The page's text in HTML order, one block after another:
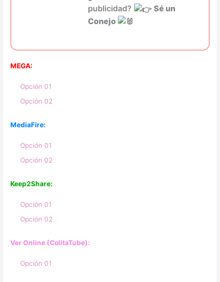
publicidad?
Sé un
Conejo
MEGA:
Opción 01
Opción 02
MediaFire:
Opción 01
Opción 02
Keep2Share:
Opción 01
Opción 02
Ver Online (ColitaTube):
Opción 01